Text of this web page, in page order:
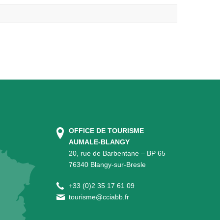
OFFICE DE TOURISME
AUMALE-BLANGY
20, rue de Barbentane – BP 65
76340 Blangy-sur-Bresle
+33 (0)2 35 17 61 09
tourisme@cciabb.fr